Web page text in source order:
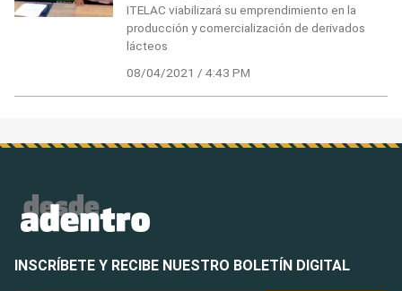
ITELAC viabilizará su emprendimiento en la
producción y comercialización de derivados
lácteos
08/04/2021 / 4:43 PM
INSCRÍBETE Y RECIBE NUESTRO BOLETÍN DIGITAL